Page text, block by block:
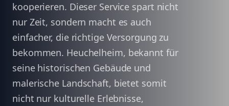
kooperieren. Dieser Service spart nicht
nur Zeit, sondern macht es auch
einfacher, die richtige Versorgung zu
bekommen. Heuchelheim, bekannt für
seine historischen Gebäude und
malerische Landschaft, bietet somit
nicht nur kulturelle Erlebnisse,